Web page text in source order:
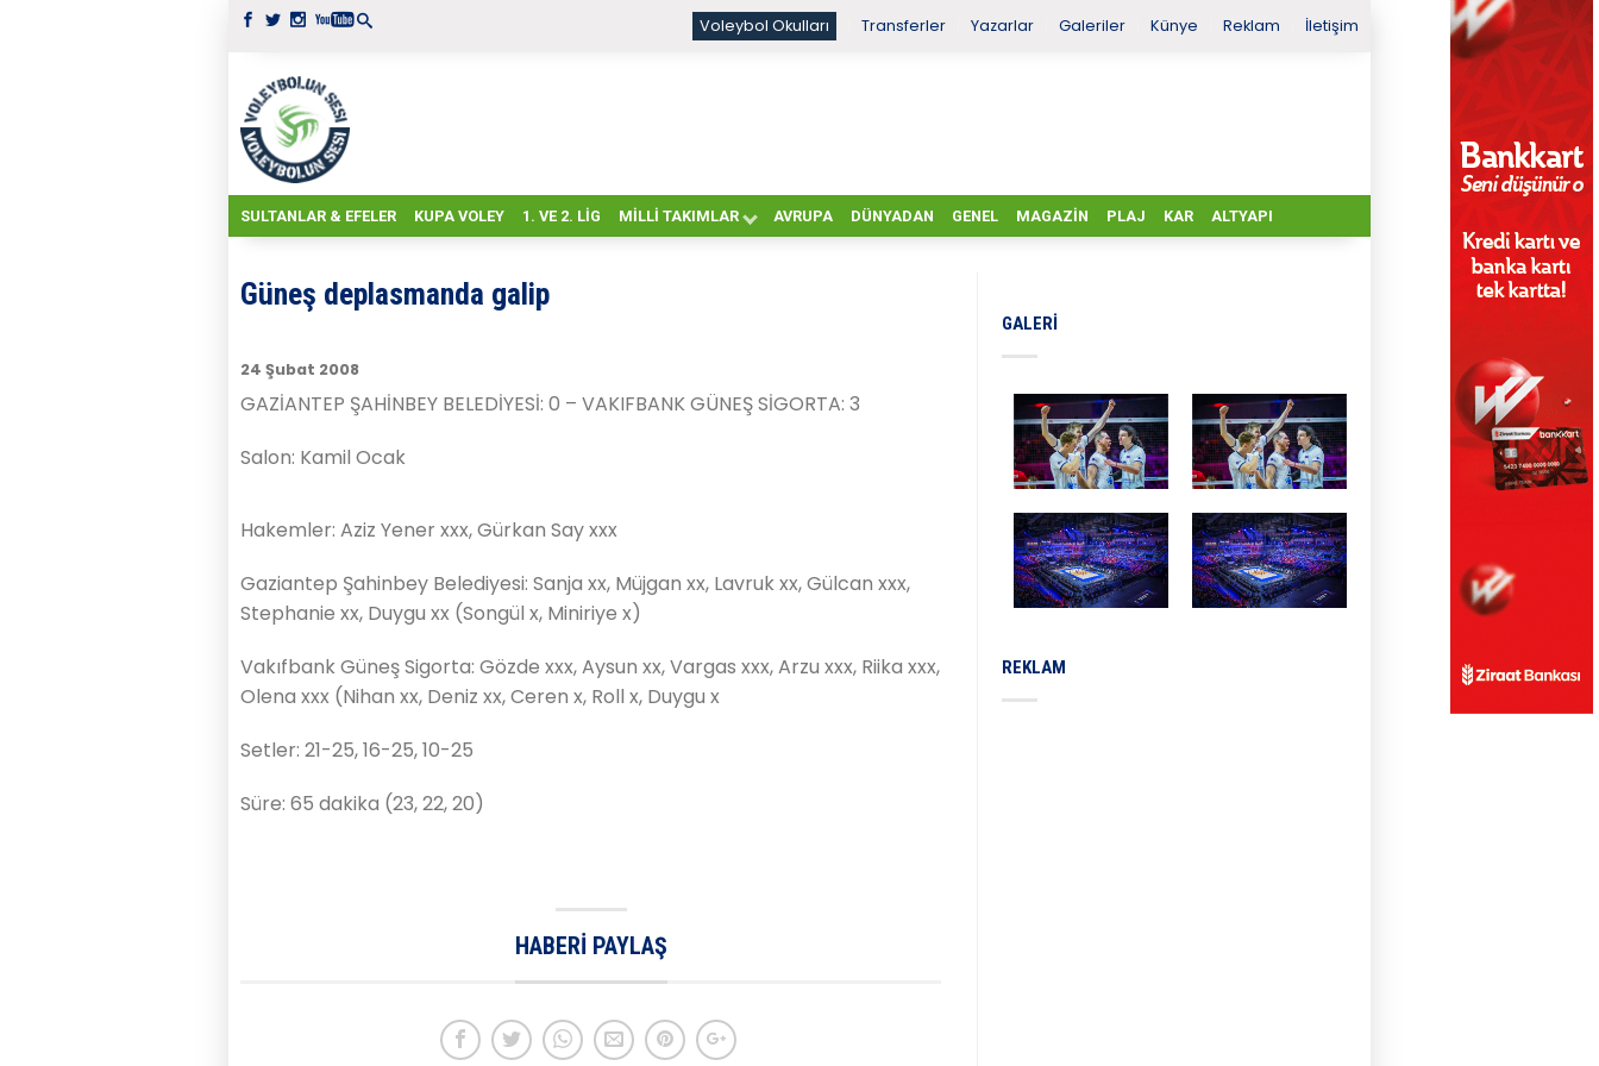
Voleybol Okulları Transferler Yazarlar Galeriler Künye Reklam İletişim
SULTANLAR & EFELER KUPA VOLEY 1. VE 2. LIG MILLI TAKIMLAR AVRUPA DÜNYADAN GENEL MAGAZIN PLAJ KAR ALTYAPI
Güneş deplasmanda galip
24 Şubat 2008
GAZİANTEP ŞAHİNBEY BELEDİYESİ: 0 – VAKIFBANK GÜNEŞ SİGORTA: 3
Salon: Kamil Ocak
Hakemler: Aziz Yener xxx, Gürkan Say xxx
Gaziantep Şahinbey Belediyesi: Sanja xx, Müjgan xx, Lavruk xx, Gülcan xxx,
Stephanie xx, Duygu xx (Songül x, Miniriye x)
Vakıfbank Güneş Sigorta: Gözde xxx, Aysun xx, Vargas xxx, Arzu xxx, Riika xxx,
Olena xxx (Nihan xx, Deniz xx, Ceren x, Roll x, Duygu x
Setler: 21-25, 16-25, 10-25
Süre: 65 dakika (23, 22, 20)
HABERI PAYLAŞ
GALERI
REKLAM